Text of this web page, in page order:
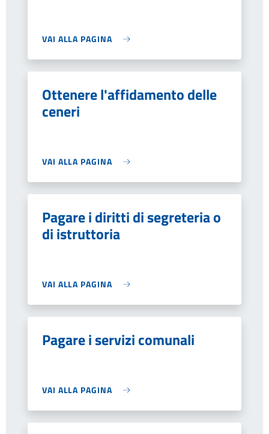
VAI ALLA PAGINA
Ottenere l'affidamento delle
ceneri
VAI ALLA PAGINA
Pagare i diritti di segreteria o
di istruttoria
VAI ALLA PAGINA
Pagare i servizi comunali
VAI ALLA PAGINA